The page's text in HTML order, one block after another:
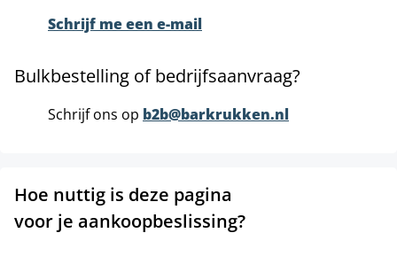
Schrijf me een e-mail
Bulkbestelling of bedrijfsaanvraag?
Schrijf ons op b2b@barkrukken.nl
Hoe nuttig is deze pagina
voor je aankoopbeslissing?